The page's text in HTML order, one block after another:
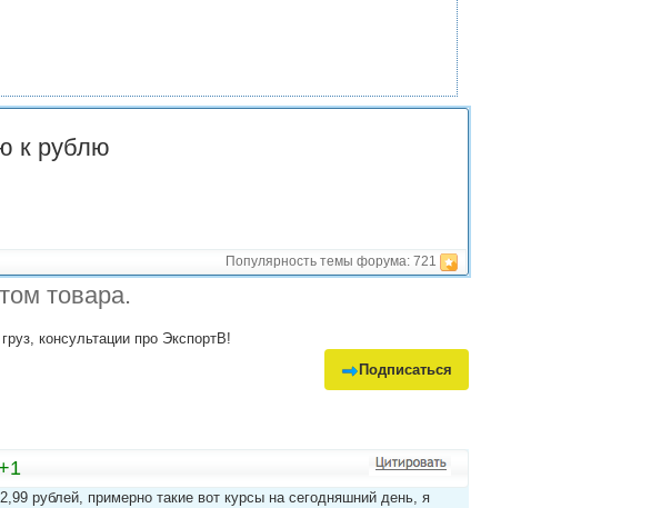
к рублю
Популярность темы форума: 721
товара.
консультации про ЭкспортВ!
Подписаться
рублей, примерно такие вот курсы на сегодняшний день, я